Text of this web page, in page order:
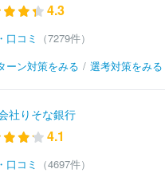
4.3
口コミ
（7279件）
ーン対策をみる / 選考対策をみる
社りそな銀行
4.1
口コミ
（4697件）